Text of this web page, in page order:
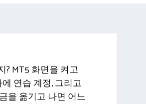
? MT5 화면을 켜고
연습 계정, 그리고
을 옮기고 나면 어느